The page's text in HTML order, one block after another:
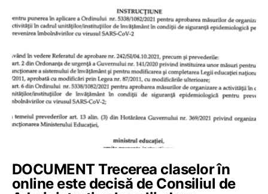
DOCUMENT Trecerea claselor în
online este decisă de Consiliul de